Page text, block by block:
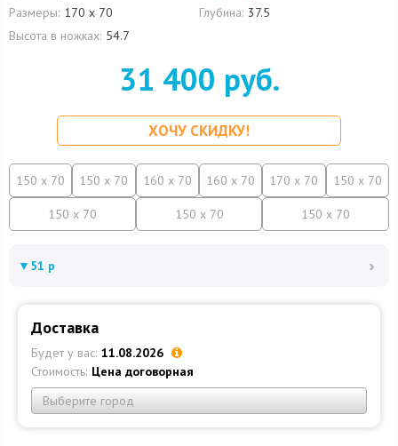
Размеры: 170 х 70 Глубина: 37.5
Высота в ножках: 54.7
31 400 руб.
ХОЧУ СКИДКУ!
150 x 70 150 x 70 160 x 70 160 x 70 170 x 70 150 x 70
150 x 70 150 x 70 150 x 70
▼ 51 р ›
Доставка
Будет у вас: 11.08.2026
Стоимость: Цена договорная
Выберите город